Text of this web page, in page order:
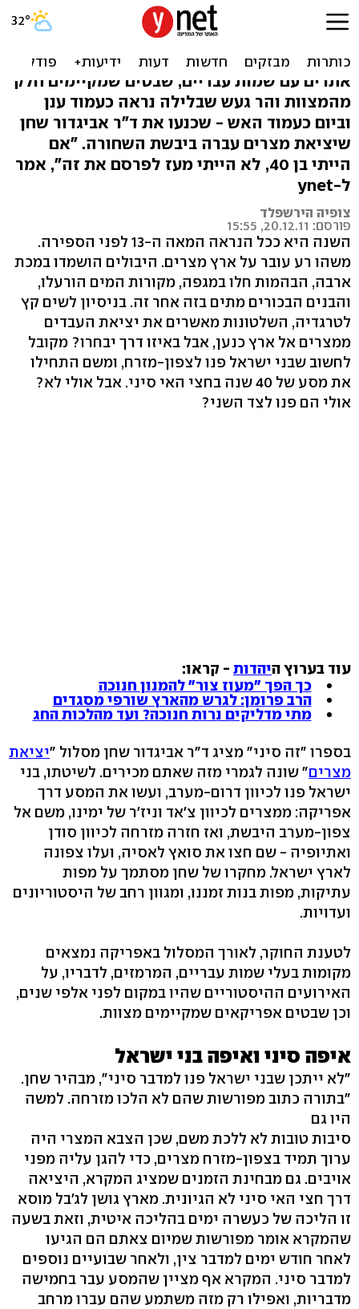
מחקר: יציאת מצרים - דרך
אפריקה, לא סיני
אתרים עם שמות עבריים, שבטים שמקיימים חלק
מהמצוות והר געש שבלילה נראה כעמוד ענן
וביום כעמוד האש - שכנעו את ד"ר אביגדור שחן
שיציאת מצרים עברה ביבשת השחורה. "אם
הייתי בן 40, לא הייתי מעז לפרסם את זה", אמר
ל-ynet
צופיה הירשפלד
פורסם: 20.12.11, 15:55
השנה היא ככל הנראה המאה ה-13 לפני הספירה.
משהו רע עובר על ארץ מצרים. היבולים הושמדו במכת
ארבה, הבהמות חלו במגפה, מקורות המים הורעלו,
והבנים הבכורים מתים בזה אחר זה. בניסיון לשים קץ
לטרגדיה, השלטונות מאשרים את יציאת העבדים
ממצרים אל ארץ כנען, אבל באיזו דרך יבחרו? מקובל
לחשוב שבני ישראל פנו לצפון-מזרח, ומשם התחילו
את מסע של 40 שנה בחצי האי סיני. אבל אולי לא?
אולי הם פנו לצד השני?
עוד בערוץ היהדות - קראו:
כך הפך "מעוז צור" להמנון חנוכה
הרב פרומן: לגרש מהארץ שורפי מסגדים
מתי מדליקים נרות חנוכה? ועד מהלכות החג
בספרו "זה סיני" מציג ד"ר אביגדור שחן מסלול "יציאת
מצרים" שונה לגמרי מזה שאתם מכירים. לשיטתו, בני
ישראל פנו לכיוון דרום-מערב, ועשו את המסע דרך
אפריקה: ממצרים לכיוון צ'אד וניז'ר של ימינו, משם אל
צפון-מערב היבשת, ואז חזרה מזרחה לכיוון סודן
ואתיופיה - שם חצו את סואץ לאסיה, ועלו צפונה
לארץ ישראל. מחקרו של שחן מסתמך על מפות
עתיקות, מפות בנות זמננו, ומגוון רחב של היסטוריונים
ועדויות.
לטענת החוקר, לאורך המסלול באפריקה נמצאים
מקומות בעלי שמות עבריים, המרמזים, לדבריו, על
האירועים ההיסטוריים שהיו במקום לפני אלפי שנים,
וכן שבטים אפריקאים שמקיימים מצוות.
איפה סיני ואיפה בני ישראל
"לא ייתכן שבני ישראל פנו למדבר סיני", מבהיר שחן.
"בתורה כתוב מפורשות שהם לא הלכו מזרחה. למשה
היו גם
סיבות טובות לא ללכת משם, שכן הצבא המצרי היה
ערוך תמיד בצפון-מזרח מצרים, כדי להגן עליה מפני
אויבים. גם מבחינת הזמנים שמציג המקרא, היציאה
דרך חצי האי סיני לא הגיונית. מארץ גושן לג'בל מוסא
זו הליכה של כעשרה ימים בהליכה איטית, וזאת בשעה
שהמקרא אומר מפורשות שמיום צאתם הם הגיעו
לאחר חודש ימים למדבר צין, ולאחר שבועיים נוספים
למדבר סיני. המקרא אף מציין שהמסע עבר בחמישה
מדבריות, ואפילו רק מזה משתמע שהם עברו מרחב